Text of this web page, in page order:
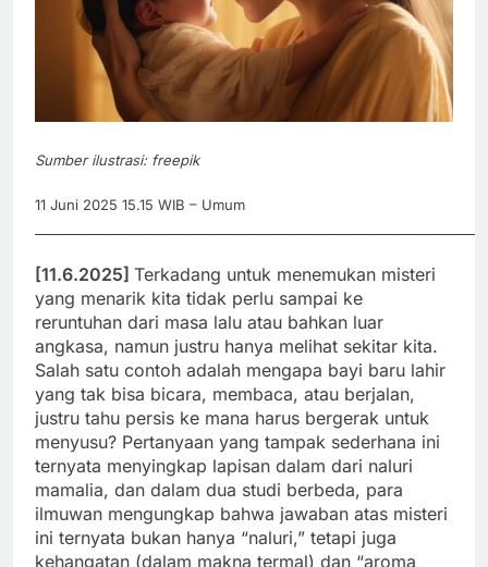
Sumber ilustrasi: freepik
11 Juni 2025 15.15 WIB – Umum
[11.6.2025] Terkadang untuk menemukan misteri
yang menarik kita tidak perlu sampai ke
reruntuhan dari masa lalu atau bahkan luar
angkasa, namun justru hanya melihat sekitar kita.
Salah satu contoh adalah mengapa bayi baru lahir
yang tak bisa bicara, membaca, atau berjalan,
justru tahu persis ke mana harus bergerak untuk
menyusu? Pertanyaan yang tampak sederhana ini
ternyata menyingkap lapisan dalam dari naluri
mamalia, dan dalam dua studi berbeda, para
ilmuwan mengungkap bahwa jawaban atas misteri
ini ternyata bukan hanya “naluri,” tetapi juga
kehangatan (dalam makna termal) dan “aroma